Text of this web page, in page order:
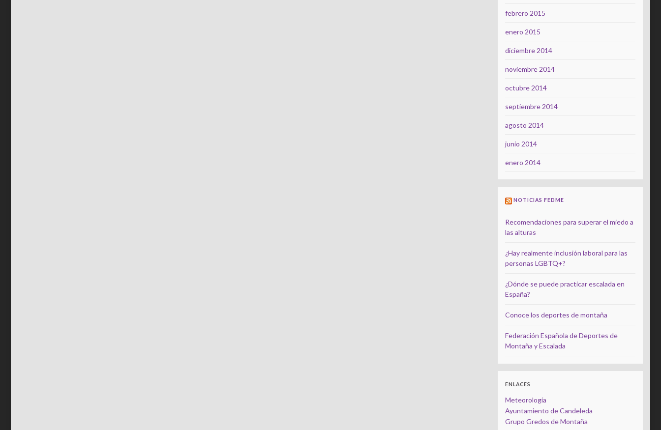
febrero 2015
enero 2015
diciembre 2014
noviembre 2014
octubre 2014
septiembre 2014
agosto 2014
junio 2014
enero 2014
NOTICIAS FEDME
Recomendaciones para superar el miedo a
las alturas
¿Hay realmente inclusión laboral para las
personas LGBTQ+?
¿Dónde se puede practicar escalada en
España?
Conoce los deportes de montaña
Federación Española de Deportes de
Montaña y Escalada
ENLACES
Meteorología
Ayuntamiento de Candeleda
Grupo Gredos de Montaña